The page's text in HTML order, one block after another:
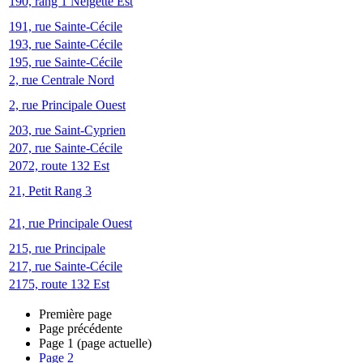
191, rue Sainte-Cécile
193, rue Sainte-Cécile
195, rue Sainte-Cécile
2, rue Centrale Nord
2, rue Principale Ouest
203, rue Saint-Cyprien
207, rue Sainte-Cécile
2072, route 132 Est
21, Petit Rang 3
21, rue Principale Ouest
215, rue Principale
217, rue Sainte-Cécile
2175, route 132 Est
Première page
Page précédente
Page 1 (page actuelle)
Page 2